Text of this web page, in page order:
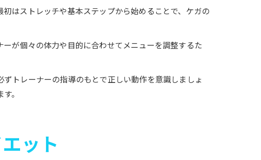
はストレッチや基本ステップから始めることで、ケガの
が個々の体力や目的に合わせてメニューを調整するた
トレーナーの指導のもとで正しい動作を意識しましょ
。
ット